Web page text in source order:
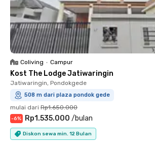
Coliving • Campur
Kost The Lodge Jatiwaringin
Jatiwaringin, Pondokgede
508 m dari plaza pondok gede
mulai dari Rp1.650.000
-6% Rp1.535.000 /bulan
Diskon sewa min. 12 Bulan